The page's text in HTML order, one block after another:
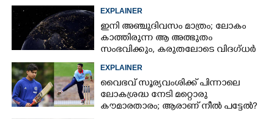
EXPLAINER
ഇനി അഞ്ചുദിവസം മാത്രം; ലോകം
കാത്തിരുന്ന ആ അത്ഭുതം
സംഭവിക്കും, കരുതലോടെ വിദഗ്ധർ
EXPLAINER
വൈഭവ് സൂര്യവംശിക്ക് പിന്നാലെ
ലോകശ്രദ്ധ നേടി മറ്റൊരു
കൗമാരതാരം; ആരാണ് നീൽ പട്ടേൽ?